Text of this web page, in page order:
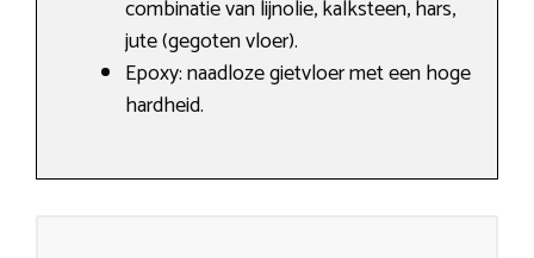
combinatie van lijnolie, kalksteen, hars,
jute (gegoten vloer).
Epoxy: naadloze gietvloer met een hoge
hardheid.